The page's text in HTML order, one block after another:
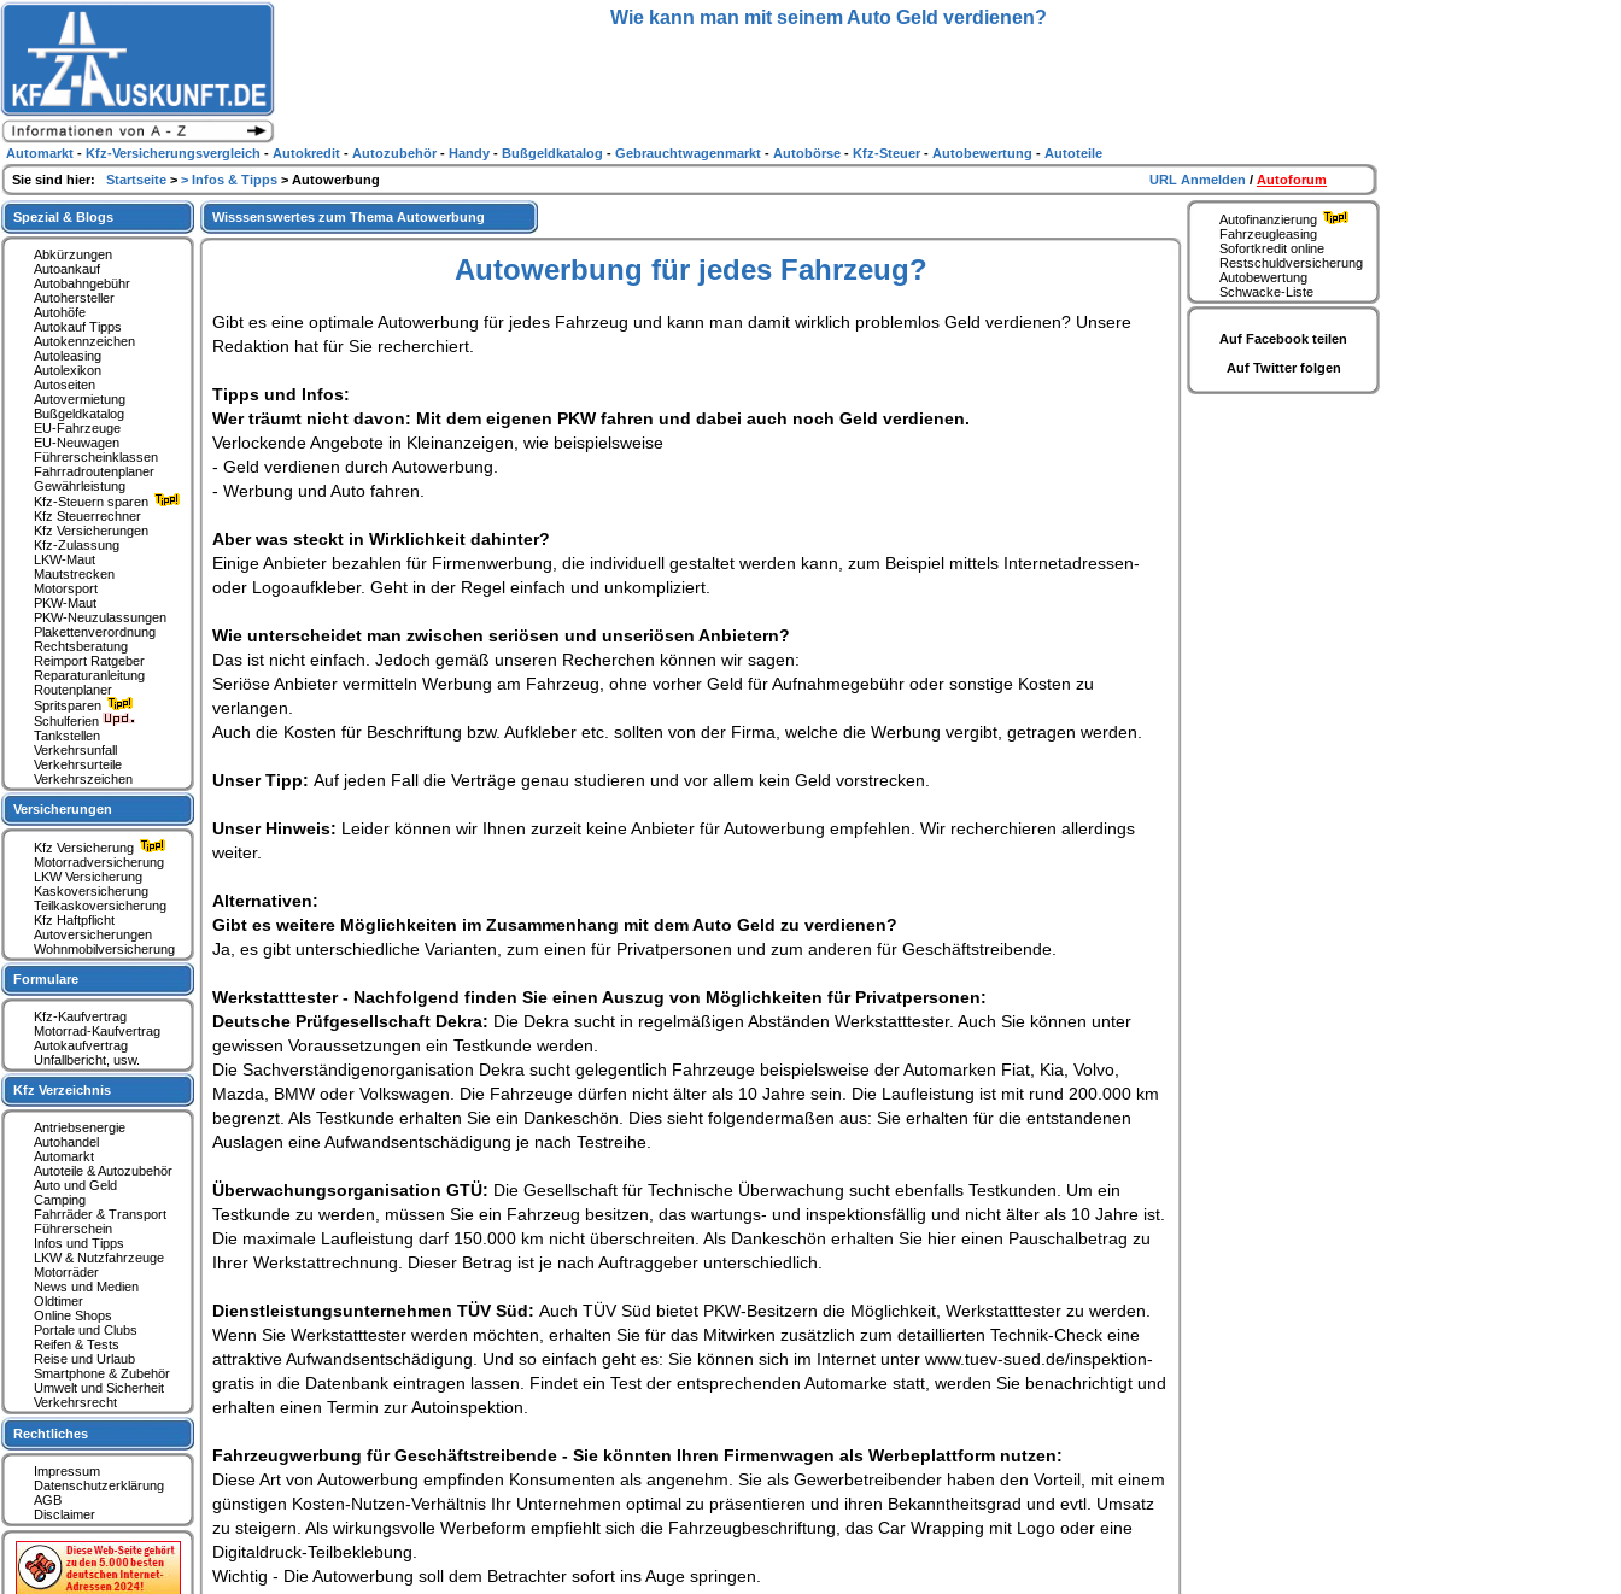
Wisssenswertes zum Thema Autowerbung
Autowerbung für jedes Fahrzeug?
Gibt es eine optimale Autowerbung für jedes Fahrzeug und kann man damit wirklich problemlos Geld verdienen? Unsere
Redaktion hat für Sie recherchiert.
Tipps und Infos:
Wer träumt nicht davon: Mit dem eigenen PKW fahren und dabei auch noch Geld verdienen.
Verlockende Angebote in Kleinanzeigen, wie beispielsweise
- Geld verdienen durch Autowerbung.
- Werbung und Auto fahren.
Aber was steckt in Wirklichkeit dahinter?
Einige Anbieter bezahlen für Firmenwerbung, die individuell gestaltet werden kann, zum Beispiel mittels Internetadressen-
oder Logoaufkleber. Geht in der Regel einfach und unkompliziert.
Wie unterscheidet man zwischen seriösen und unseriösen Anbietern?
Das ist nicht einfach. Jedoch gemäß unseren Recherchen können wir sagen:
Seriöse Anbieter vermitteln Werbung am Fahrzeug, ohne vorher Geld für Aufnahmegebühr oder sonstige Kosten zu
verlangen.
Auch die Kosten für Beschriftung bzw. Aufkleber etc. sollten von der Firma, welche die Werbung vergibt, getragen werden.
Unser Tipp: Auf jeden Fall die Verträge genau studieren und vor allem kein Geld vorstrecken.
Unser Hinweis: Leider können wir Ihnen zurzeit keine Anbieter für Autowerbung empfehlen. Wir recherchieren allerdings
weiter.
Alternativen:
Gibt es weitere Möglichkeiten im Zusammenhang mit dem Auto Geld zu verdienen?
Ja, es gibt unterschiedliche Varianten, zum einen für Privatpersonen und zum anderen für Geschäftstreibende.
Werkstatttester - Nachfolgend finden Sie einen Auszug von Möglichkeiten für Privatpersonen:
Deutsche Prüfgesellschaft Dekra: Die Dekra sucht in regelmäßigen Abständen Werkstatttester. Auch Sie können unter
gewissen Voraussetzungen ein Testkunde werden.
Die Sachverständigenorganisation Dekra sucht gelegentlich Fahrzeuge beispielsweise der Automarken Fiat, Kia, Volvo,
Mazda, BMW oder Volkswagen. Die Fahrzeuge dürfen nicht älter als 10 Jahre sein. Die Laufleistung ist mit rund 200.000 km
begrenzt. Als Testkunde erhalten Sie ein Dankeschön. Dies sieht folgendermaßen aus: Sie erhalten für die entstandenen
Auslagen eine Aufwandsentschädigung je nach Testreihe.
Überwachungsorganisation GTÜ: Die Gesellschaft für Technische Überwachung sucht ebenfalls Testkunden. Um ein
Testkunde zu werden, müssen Sie ein Fahrzeug besitzen, das wartungs- und inspektionsfällig und nicht älter als 10 Jahre ist.
Die maximale Laufleistung darf 150.000 km nicht überschreiten. Als Dankeschön erhalten Sie hier einen Pauschalbetrag zu
Ihrer Werkstattrechnung. Dieser Betrag ist je nach Auftraggeber unterschiedlich.
Dienstleistungsunternehmen TÜV Süd: Auch TÜV Süd bietet PKW-Besitzern die Möglichkeit, Werkstatttester zu werden.
Wenn Sie Werkstatttester werden möchten, erhalten Sie für das Mitwirken zusätzlich zum detaillierten Technik-Check eine
attraktive Aufwandsentschädigung. Und so einfach geht es: Sie können sich im Internet unter www.tuev-sued.de/inspektion-
gratis in die Datenbank eintragen lassen. Findet ein Test der entsprechenden Automarke statt, werden Sie benachrichtigt und
erhalten einen Termin zur Autoinspektion.
Fahrzeugwerbung für Geschäftstreibende - Sie könnten Ihren Firmenwagen als Werbeplattform nutzen:
Diese Art von Autowerbung empfinden Konsumenten als angenehm. Sie als Gewerbetreibender haben den Vorteil, mit einem
günstigen Kosten-Nutzen-Verhältnis Ihr Unternehmen optimal zu präsentieren und ihren Bekanntheitsgrad und evtl. Umsatz
zu steigern. Als wirkungsvolle Werbeform empfiehlt sich die Fahrzeugbeschriftung, das Car Wrapping mit Logo oder eine
Digitaldruck-Teilbeklebung.
Wichtig - Die Autowerbung soll dem Betrachter sofort ins Auge springen.
Spezial & Blogs
Abkürzungen
Autoankauf
Autobahngebühr
Autohersteller
Autohöfe
Autokauf Tipps
Autokennzeichen
Autoleasing
Autolexikon
Autoseiten
Autovermietung
Bußgeldkatalog
EU-Fahrzeuge
EU-Neuwagen
Führerscheinklassen
Fahrradroutenplaner
Gewährleistung
Kfz-Steuern sparen
Kfz Steuerrechner
Kfz Versicherungen
Kfz-Zulassung
LKW-Maut
Mautstrecken
Motorsport
PKW-Maut
PKW-Neuzulassungen
Plakettenverordnung
Rechtsberatung
Reimport Ratgeber
Reparaturanleitung
Routenplaner
Spritsparen
Schulferien
Tankstellen
Verkehrsunfall
Verkehrsurteile
Verkehrszeichen
Versicherungen
Kfz Versicherung
Motorradversicherung
LKW Versicherung
Kaskoversicherung
Teilkaskoversicherung
Kfz Haftpflicht
Autoversicherungen
Wohnmobilversicherung
Formulare
Kfz-Kaufvertrag
Motorrad-Kaufvertrag
Autokaufvertrag
Unfallbericht, usw.
Kfz Verzeichnis
Antriebsenergie
Autohandel
Automarkt
Autoteile & Autozubehör
Auto und Geld
Camping
Fahrräder & Transport
Führerschein
Infos und Tipps
LKW & Nutzfahrzeuge
Motorräder
News und Medien
Oldtimer
Online Shops
Portale und Clubs
Reifen & Tests
Reise und Urlaub
Smartphone & Zubehör
Umwelt und Sicherheit
Verkehrsrecht
Rechtliches
Impressum
Datenschutzerklärung
AGB
Disclaimer
Autofinanzierung
Fahrzeugleasing
Sofortkredit online
Restschuldversicherung
Autobewertung
Schwacke-Liste
Auf Facebook teilen
Auf Twitter folgen
Wie kann man mit seinem Auto Geld verdienen?
Automarkt - Kfz-Versicherungsvergleich - Autokredit - Autozubehör - Handy - Bußgeldkatalog - Gebrauchtwagenmarkt - Autobörse - Kfz-Steuer - Autobewertung - Autoteile
Sie sind hier: Startseite > > Infos & Tipps > Autowerbung URL Anmelden / Autoforum